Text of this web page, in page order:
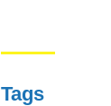
Tags